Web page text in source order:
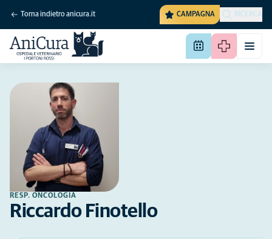
Torna indietro anicura.it CAMPAGNA RICERCA
RESP. ONCOLOGIA
Riccardo Finotello